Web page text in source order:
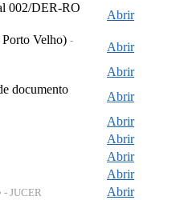
002/DER-RO
Abrir
Velho) -
Abrir
Abrir
documento
Abrir
Abrir
Abrir
Abrir
Abrir
- JUCER
Abrir